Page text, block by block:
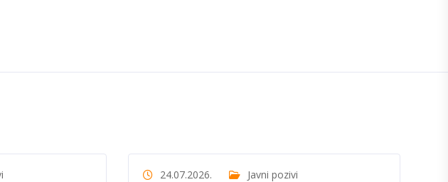
24.07.2026. Javni pozivi